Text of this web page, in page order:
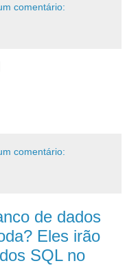
comentário:
comentário:
de dados
Eles irão
SQL no